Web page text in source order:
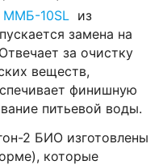
ММБ-10SL из
замена на
за очистку
веществ,
финишную
питьевой воды.
2 БИО изготовлены
которые